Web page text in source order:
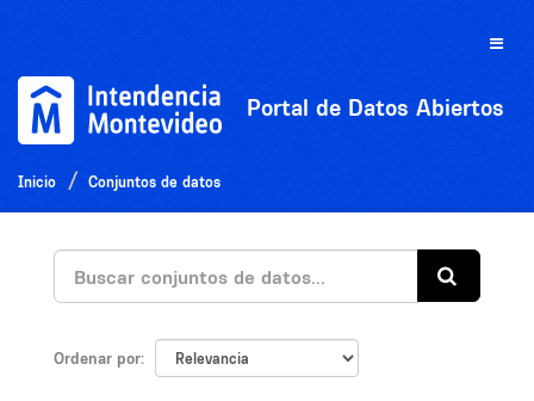
Toggle
Portal de Datos Abiertos
Inicio Conjuntos de datos
Ordenar por